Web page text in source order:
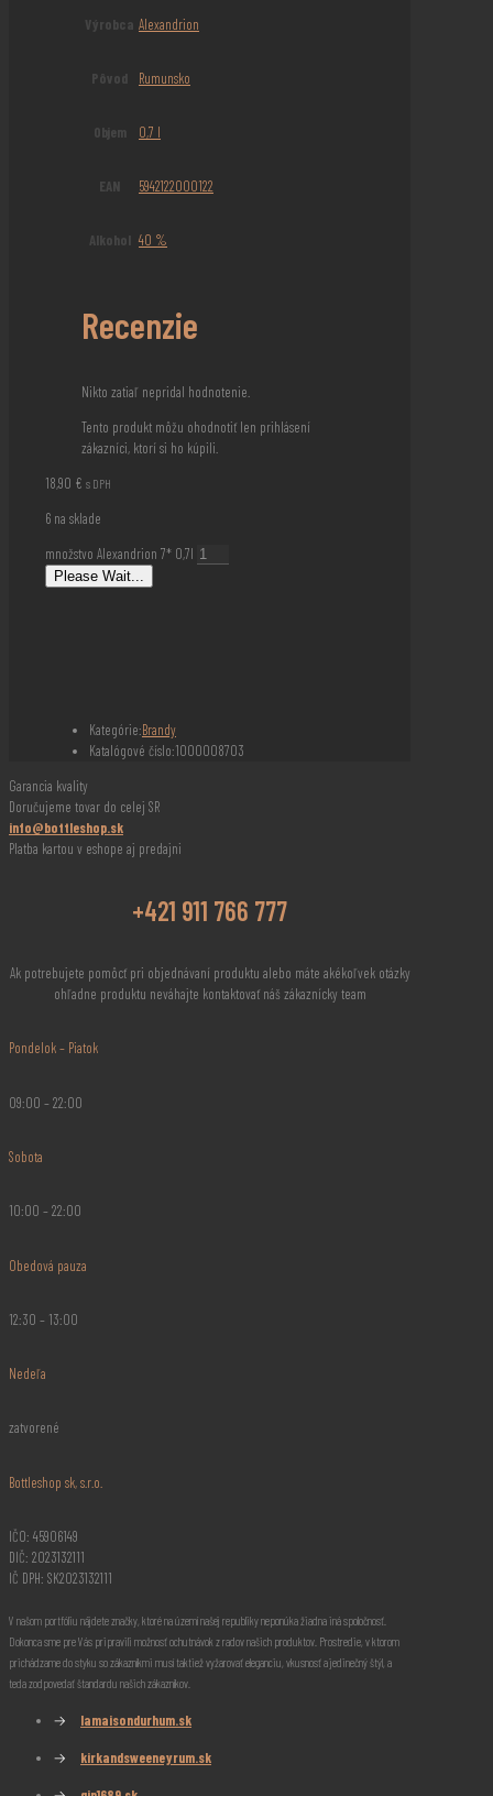
Výrobca Alexandrion
Pôvod Rumunsko
Objem 0,7 l
EAN 5942122000122
Alkohol 40 %
Recenzie
Nikto zatiaľ nepridal hodnotenie.
Tento produkt môžu ohodnotiť len prihlásení
zákazníci, ktorí si ho kúpili.
18,90 € s DPH
6 na sklade
množstvo Alexandrion 7* 0,7l
Please Wait...
Kategórie:Brandy
Katalógové číslo:1000008703
Garancia kvality
Doručujeme tovar do celej SR
info@bottleshop.sk
Platba kartou v eshope aj predajni
+421 911 766 777
Ak potrebujete pomôcť pri objednávaní produktu alebo máte akékoľvek otázky
ohľadne produktu neváhajte kontaktovať náš zákaznícky team
Pondelok – Piatok
09:00 – 22:00
Sobota
10:00 – 22:00
Obedová pauza
12:30 – 13:00
Nedeľa
zatvorené
Bottleshop sk, s.r.o.
IČO: 45906149
DIČ: 2023132111
IČ DPH: SK2023132111
V našom portfóliu nájdete značky, ktoré na území našej republiky neponúka žiadna iná spoločnosť.
Dokonca sme pre Vás pripravili možnosť ochutnávok z radov našich produktov. Prostredie, v ktorom
prichádzame do styku so zákazníkmi musí taktiež vyžarovať eleganciu, vkusnosť a jedinečný štýl, a
teda zodpovedať štandardu našich zákazníkov.
→ lamaisondurhum.sk
→ kirkandsweeneyrum.sk